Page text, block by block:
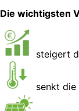
Die wichtigsten
steigert
senkt die